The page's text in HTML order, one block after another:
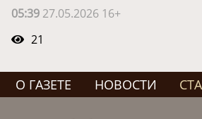
05:39 27.05.2026 16+
21
О ГАЗЕТЕ НОВОСТИ